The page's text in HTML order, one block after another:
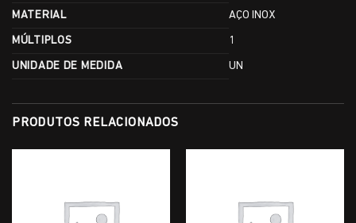
MATERIAL AÇO INOX
MÚLTIPLOS 1
UNIDADE DE MEDIDA UN
PRODUTOS RELACIONADOS